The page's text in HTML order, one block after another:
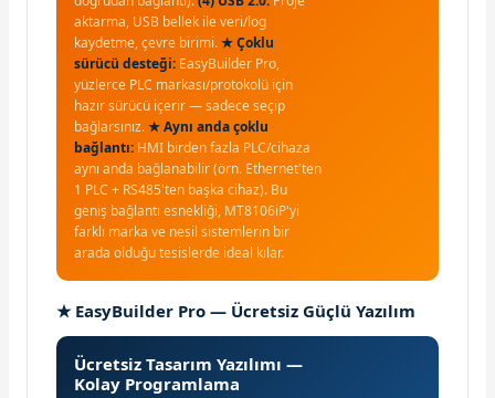
aktarma, USB bellek ile veri/log
kaydetme, çevre birimi.★ Çoklu
sürücü desteği: EasyBuilder Pro,
yüzlerce PLC markası/protokolü için
hazır sürücü içerir — sadece seçip
bağlarsınız.★ Aynı anda çoklu
bağlantı: HMI birden fazla PLC/cihaza
aynı anda bağlanabilir (örn. Ethernet'ten
1 PLC + RS485'ten başka cihaz). Bu
geniş bağlantı esnekliği, MT8106iP'yi
farklı marka ve nesil sistemlerin bir
arada olduğu tesislerde ideal kılar.
★ EasyBuilder Pro — Ücretsiz Güçlü Yazılım
Ücretsiz Tasarım Yazılımı —
Kolay Programlama